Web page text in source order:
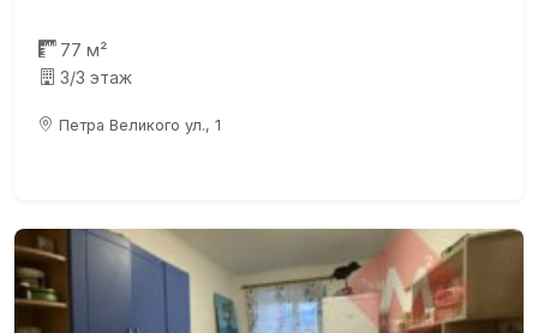
77 м²
3/3 этаж
Петра Великого ул., 1